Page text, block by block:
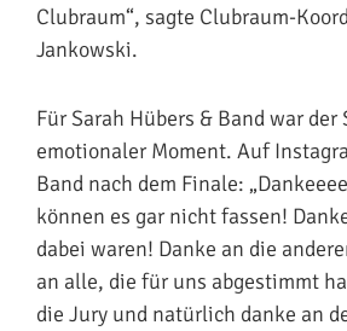
Clubraum“, sagte Clubraum-
Jankowski.
Für Sarah Hübers & Band war der
emotionaler Moment. Auf
Band nach dem Finale:
können es gar nicht fassen!
dabei waren! Danke an die
an alle, die für uns abgestimmt
die Jury und natürlich danke an